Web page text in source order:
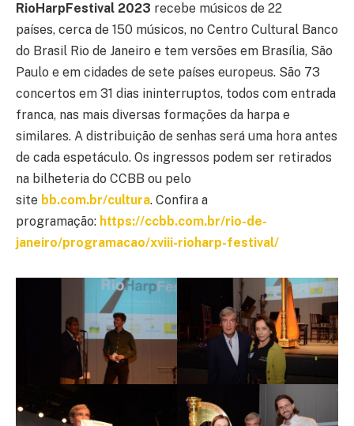
RioHarpFestival 2023 recebe músicos de 22
países, cerca de 150 músicos, no Centro Cultural Banco
do Brasil Rio de Janeiro e tem versões em Brasília, São
Paulo e em cidades de sete países europeus. São 73
concertos em 31 dias ininterruptos, todos com entrada
franca, nas mais diversas formações da harpa e
similares. A distribuição de senhas será uma hora antes
de cada espetáculo. Os ingressos podem ser retirados
na bilheteria do CCBB ou pelo
site bb.com.br/cultura. Confira a
programação: https://ccbb.com.br/rio-de-
janeiro/programacao/xviii-rioharp-festival/